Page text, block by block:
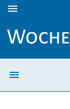
menu
menu